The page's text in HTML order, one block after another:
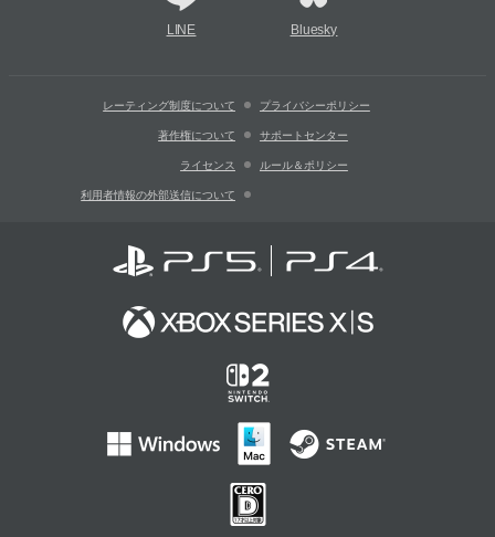
LINE Bluesky
レーティング制度について プライバシーポリシー
著作権について サポートセンター
ライセンス ルール＆ポリシー
利用者情報の外部送信について